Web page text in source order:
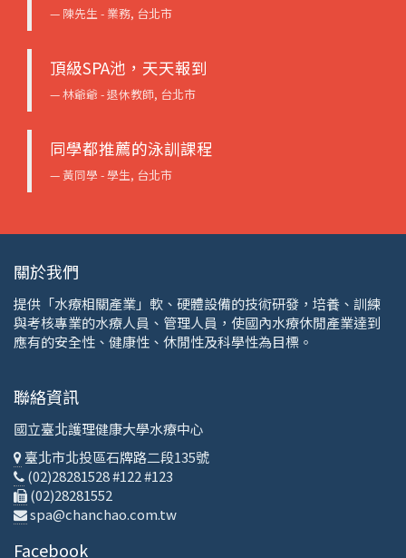
陳先生 - 業務, 台北市
頂級SPA池，天天報到
林爺爺 -退休教師, 台北市
同學都推薦的泳訓課程
黃同學 -學生, 台北市
關於我們
提供「水療相關產業」軟、硬體設備的技術研發，培養、訓練
與考核專業的水療人員、管理人員，使國內水療休閒產業達到
應有的安全性、健康性、休閒性及科學性為目標。
聯絡資訊
國立臺北護理健康大學水療中心
臺北市北投區石牌路二段135號
(02)28281528 #122 #123
(02)28281552
spa@chanchao.com.tw
Facebook